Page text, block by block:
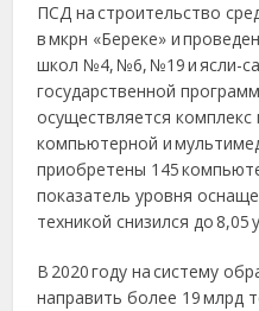
ПСД на строительство
в мкрн «Береке» и
школ №4, №6, №19 и ясли-
государственной
осуществляется
компьютерной и
приобретены 145
показатель уровня
техникой снизился до
В 2020 году на систему
направить более 19 млрд